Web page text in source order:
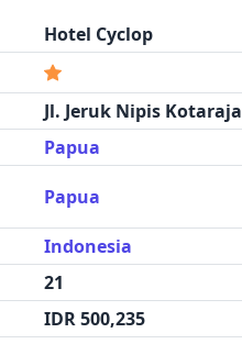
Hotel Cyclop
Jl. Jeruk Nipis Kotaraja
Papua
Papua
Indonesia
21
IDR 500,235